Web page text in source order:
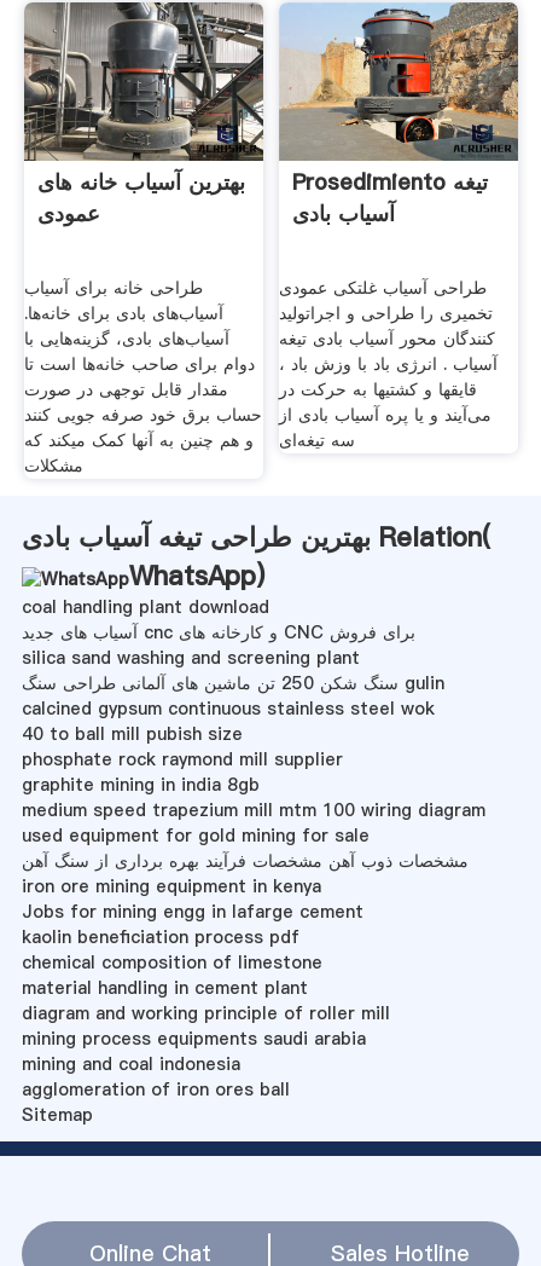
بهترین آسیاب خانه های
عمودی
طراحی خانه برای آسیاب
آسیاب‌های بادی برای خانه‌ها.
آسیاب‌های بادی، گزینه‌هایی با
دوام برای صاحب خانه‌ها است تا
مقدار قابل توجهی در صورت
حساب برق خود صرفه‌ جویی کنند
و هم چنین به آنها کمک میکند که
مشکلات
Prosedimiento تیغه
آسیاب بادی
طراحی آسیاب غلتکی عمودی
تخمیری را طراحی و اجراتولید
کنندگان محور آسیاب بادی تیغه
آسیاب . انرژی باد با وزش باد ،
قایقها و کشتیها به حرکت در
می‌آیند و یا پره آسیاب بادی از
سه تیغه‌ای
بهترین طراحی تیغه آسیاب بادی Relation(
WhatsApp)
coal handling plant download
آسیاب های جدید cnc و کارخانه های CNC برای فروش
silica sand washing and screening plant
سنگ شکن 250 تن ماشین های آلمانی طراحی سنگ gulin
calcined gypsum continuous stainless steel wok
40 to ball mill pubish size
phosphate rock raymond mill supplier
graphite mining in india 8gb
medium speed trapezium mill mtm 100 wiring diagram
used equipment for gold mining for sale
مشخصات ذوب آهن مشخصات فرآیند بهره برداری از سنگ آهن
iron ore mining equipment in kenya
Jobs for mining engg in lafarge cement
kaolin beneficiation process pdf
chemical composition of limestone
material handling in cement plant
diagram and working principle of roller mill
mining process equipments saudi arabia
mining and coal indonesia
agglomeration of iron ores ball
Sitemap
Online Chat Sales Hotline